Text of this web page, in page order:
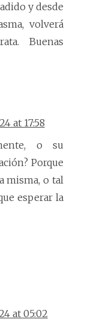
y desde
volverá
Buenas
at 17:58
o su
Porque
misma, o tal
esperar la
at 05:02